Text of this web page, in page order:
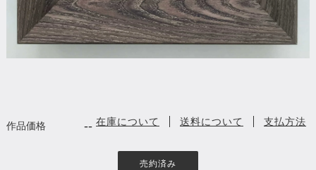
作品価格 --
売約済み
在庫について 送料について 支払方法